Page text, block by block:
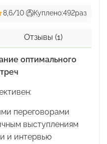
8,6/10 Куплено:492раз
Отзывы (1)
оптимального
переговорами
выступлениям
и интервью